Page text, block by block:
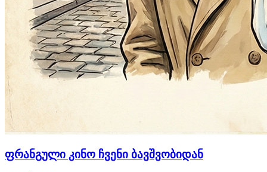
ფრანგული კინო ჩვენი ბავშვობიდან